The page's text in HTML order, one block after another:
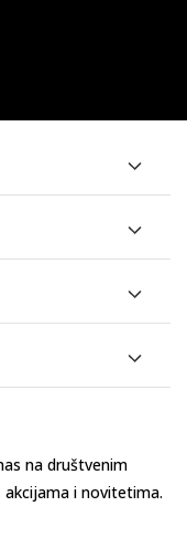
na društvenim
i novitetima.